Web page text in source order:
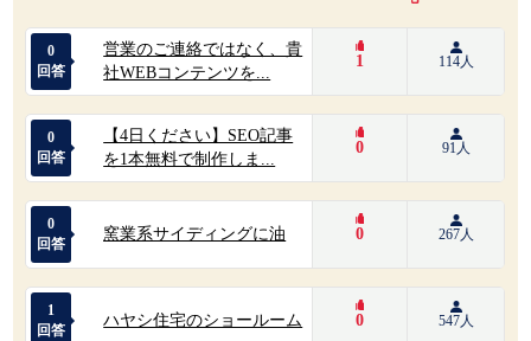
0
回答
営業のご連絡ではなく、貴
社WEBコンテンツを...
1 114人
0
回答
【4日ください】SEO記事
を1本無料で制作しま...
0 91人
0
回答
窯業系サイディングに油 0 267人
1
回答
ハヤシ住宅のショールーム 0 547人